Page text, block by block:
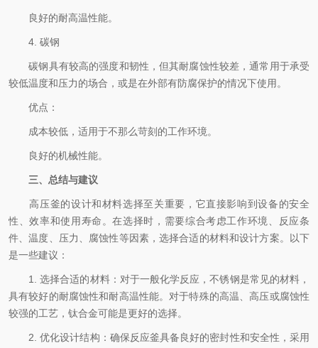
良好的耐高温性能。
4. 碳钢
碳钢具有较高的强度和韧性，但其耐腐蚀性较差，通常用于承受
较低温度和压力的场合，或是在外部有防腐保护的情况下使用。
优点：
成本较低，适用于不那么苛刻的工作环境。
良好的机械性能。
三、总结与建议
高压釜的设计和材料选择至关重要，它直接影响到设备的安全
性、效率和使用寿命。在选择时，需要综合考虑工作环境、反应条
件、温度、压力、腐蚀性等因素，选择合适的材料和设计方案。以下
是一些建议：
1. 选择合适的材料：对于一般化学反应，不锈钢是常见的材料，
具有较好的耐腐蚀性和耐高温性能。对于特殊的高温、高压或腐蚀性
较强的工艺，钛合金可能是更好的选择。
2. 优化设计结构：确保反应釜具备良好的密封性和安全性，采用